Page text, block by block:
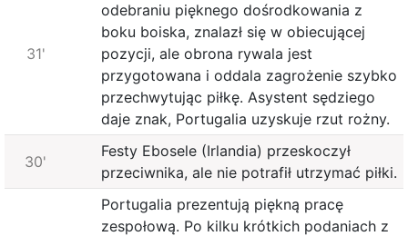
31'
odebraniu pięknego dośrodkowania z
boku boiska, znalazł się w obiecującej
pozycji, ale obrona rywala jest
przygotowana i oddala zagrożenie szybko
przechwytując piłkę. Asystent sędziego
daje znak, Portugalia uzyskuje rzut rożny.
30'
Festy Ebosele (Irlandia) przeskoczył
przeciwnika, ale nie potrafił utrzymać piłki.
Portugalia prezentują piękną pracę
zespołową. Po kilku krótkich podaniach z